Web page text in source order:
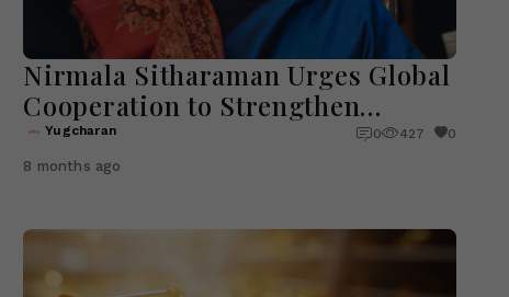
Nirmala Sitharaman Urges Global
Cooperation to Strengthen
Economic Governance
Yugcharan 0 427 0
8 months ago